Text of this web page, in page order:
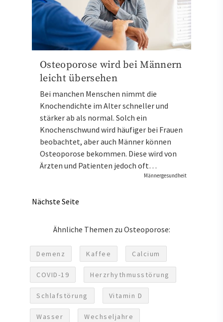
Osteoporose wird bei Männern
leicht übersehen
Bei manchen Menschen nimmt die
Knochendichte im Alter schneller und
stärker ab als normal. Solch ein
Knochenschwund wird häufiger bei Frauen
beobachtet, aber auch Männer können
Osteoporose bekommen. Diese wird von
Ärzten und Patienten jedoch oft…
Männergesundheit
Nächste Seite
Ähnliche Themen zu Osteoporose:
Demenz Kaffee Calcium
COVID-19 Herzrhythmusstörung
Schlafstörung Vitamin D
Wasser Wechseljahre